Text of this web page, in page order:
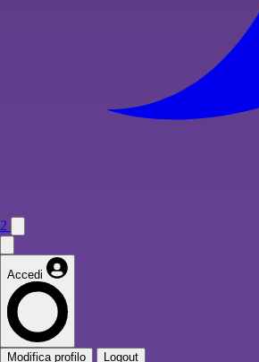
2
Accedi
Modifica profilo Logout